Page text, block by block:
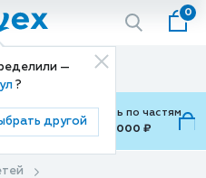
—
?
другой
0
Способ доставки
Доставка
Можно оплатить по частям
от 700 ₽ до 15,000 ₽